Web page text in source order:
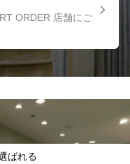
ORDER 店舗にご
ばれる